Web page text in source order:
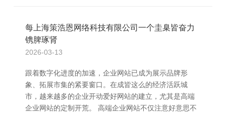
每上海策浩恩网络科技有限公司一个圭臬皆奋力
镌脾琢肾
2026-03-13
跟着数字化进度的加速，企业网站已成为展示品牌形
象、拓展市集的紧要窗口。在成皆这么的经济活跃城
市，越来越多的企业开动爱好网站的建立，尤其是高端
企业网站的定制开荒。 高端企业网站不仅注意好意思不